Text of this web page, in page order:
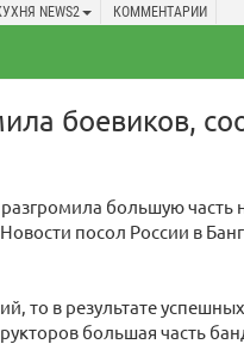
NEWS2 КОММЕНТАРИИ
боевиков,
большую часть
посол России в
то в результате
большая часть